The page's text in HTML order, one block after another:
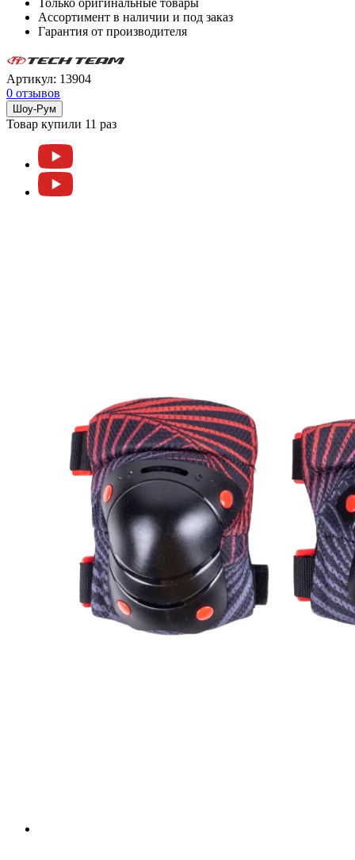
Ассортимент в наличии и под заказ
Гарантия от производителя
Артикул: 13904
0 отзывов
Шоу-Рум
Товар купили 11 раз